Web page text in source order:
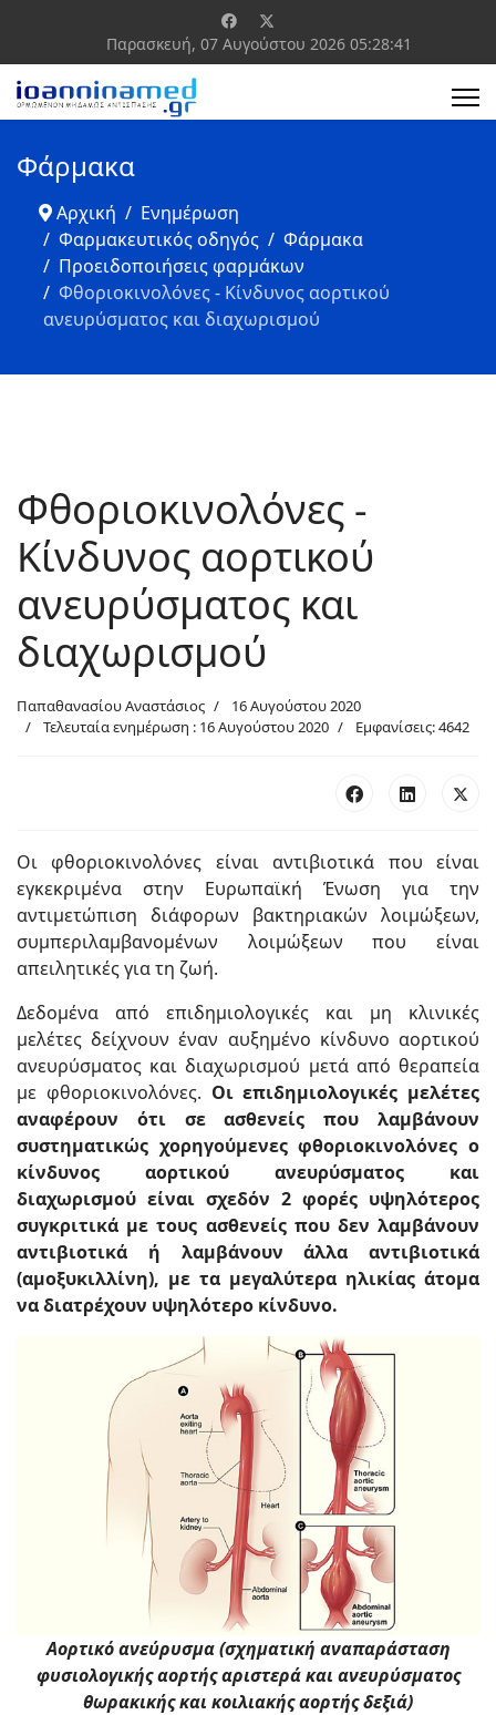
Παρασκευή, 07 Αυγούστου 2026 05:28:41
Φάρμακα
Αρχική
Ενημέρωση
Φαρμακευτικός οδηγός
Φάρμακα
Προειδοποιήσεις φαρμάκων
Φθοριοκινολόνες - Κίνδυνος αορτικού
ανευρύσματος και διαχωρισμού
Φθοριοκινολόνες -
Κίνδυνος αορτικού
ανευρύσματος και
διαχωρισμού
Παπαθανασίου Αναστάσιος
16 Αυγούστου 2020
Τελευταία ενημέρωση : 16 Αυγούστου 2020
Εμφανίσεις: 4642
Οι φθοριοκινολόνες είναι αντιβιοτικά που είναι
εγκεκριμένα στην Ευρωπαϊκή Ένωση για την
αντιμετώπιση διάφορων βακτηριακών λοιμώξεων,
συμπεριλαμβανομένων λοιμώξεων που είναι
απειλητικές για τη ζωή.
Δεδομένα από επιδημιολογικές και μη κλινικές
μελέτες δείχνουν έναν αυξημένο κίνδυνο αορτικού
ανευρύσματος και διαχωρισμού μετά από θεραπεία
με φθοριοκινολόνες. Οι επιδημιολογικές μελέτες
αναφέρουν ότι σε ασθενείς που λαμβάνουν
συστηματικώς χορηγούμενες φθοριοκινολόνες ο
κίνδυνος αορτικού ανευρύσματος και
διαχωρισμού είναι σχεδόν 2 φορές υψηλότερος
συγκριτικά με τους ασθενείς που δεν λαμβάνουν
αντιβιοτικά ή λαμβάνουν άλλα αντιβιοτικά
(αμοξυκιλλίνη), με τα μεγαλύτερα ηλικίας άτομα
να διατρέχουν υψηλότερο κίνδυνο.
Αορτικό ανεύρυσμα (σχηματική αναπαράσταση
φυσιολογικής αορτής αριστερά και ανευρύσματος
θωρακικής και κοιλιακής αορτής δεξιά)